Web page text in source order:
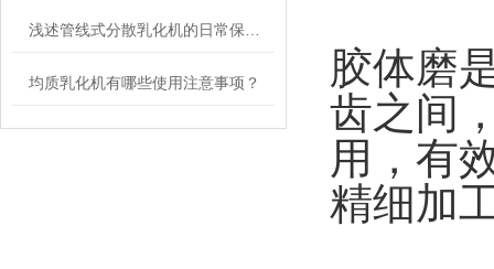
均质乳化机有哪些使用注意事项？
胶体磨
齿之间
用，有
精细加